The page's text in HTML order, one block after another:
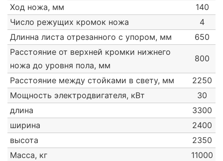
Ход ножа, мм
140
Число режущих кромок ножа
4
Длинна листа отрезанного с упором, мм
650
Расстояние от верхней кромки нижнего
ножа до уровня пола, мм
800
Расстояние между стойками в свету, мм
2250
Мощность электродвигателя, кВт
30
длина
3300
ширина
2400
высота
2350
Масса, кг
11000